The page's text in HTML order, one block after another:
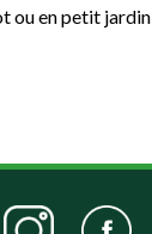
ou en petit jardin